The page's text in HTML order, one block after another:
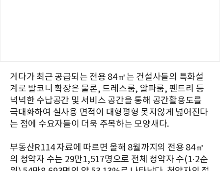
게다가 최근 공급되는 전용 84㎡는 건설사들의 특화설
계로 발코니 확장은 물론, 드레스룸, 알파룸, 펜트리 등
넉넉한 수납공간 및 서비스 공간을 통해 공간활용도를
극대화하여 실사용 면적이 대형평형 못지않게 넓어진다
는 점에 수요자들이 더욱 주목하는 모양새다.
부동산R114 자료에 따르면 올해 8월까지의 전용 84㎡
의 청약자 수는 29만1,517명으로 전체 청약자 수(1·2순